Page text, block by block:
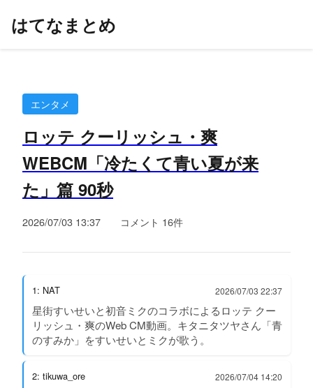
はてなまとめ
エンタメ
ロッテ クーリッシュ・爽
WEBCM「冷たくて青い夏が来
た」篇 90秒
2026/07/03 13:37 コメント 16件
1: NAT 2026/07/03 22:37
星街すいせいと初音ミクのコラボによるロッテ クー
リッシュ・爽のWeb CM動画。キタニタツヤさん「青
のすみか」をすいせいとミクが歌う。
2: tikuwa_ore 2026/07/04 14:20